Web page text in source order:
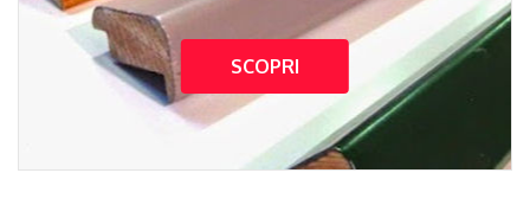
SCOPRI